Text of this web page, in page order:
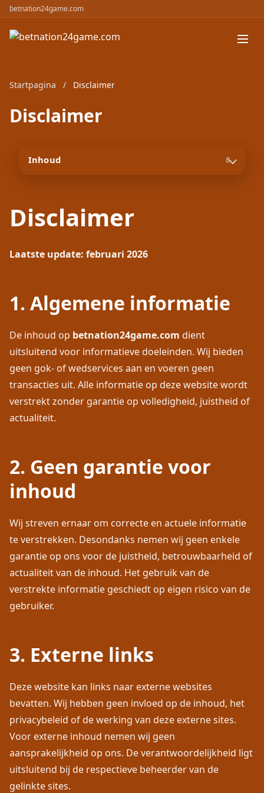
betnation24game.com
Startpagina / Disclaimer
Disclaimer
Inhoud 8
Disclaimer
Laatste update: februari 2026
1. Algemene informatie
De inhoud op betnation24game.com dient
uitsluitend voor informatieve doeleinden. Wij bieden
geen gok- of wedservices aan en voeren geen
transacties uit. Alle informatie op deze website wordt
verstrekt zonder garantie op volledigheid, juistheid of
actualiteit.
2. Geen garantie voor
inhoud
Wij streven ernaar om correcte en actuele informatie
te verstrekken. Desondanks nemen wij geen enkele
garantie op ons voor de juistheid, betrouwbaarheid of
actualiteit van de inhoud. Het gebruik van de
verstrekte informatie geschiedt op eigen risico van de
gebruiker.
3. Externe links
Deze website kan links naar externe websites
bevatten. Wij hebben geen invloed op de inhoud, het
privacybeleid of de werking van deze externe sites.
Voor externe inhoud nemen wij geen
aansprakelijkheid op ons. De verantwoordelijkheid ligt
uitsluitend bij de respectieve beheerder van de
gelinkte sites.